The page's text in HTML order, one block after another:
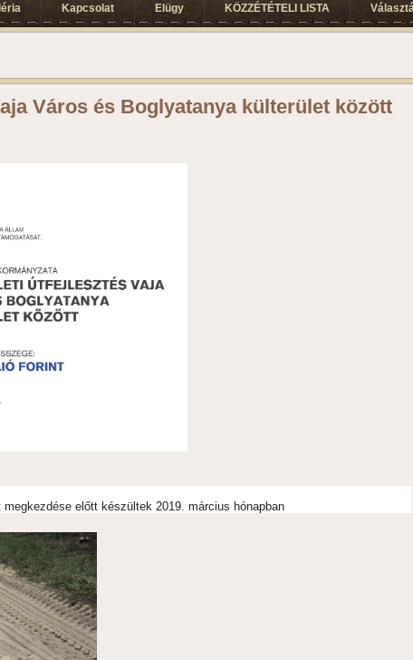
Kapcsolat Elügy KÖZZÉTÉTELI LISTA
Város és Boglyatanya külterület között
előtt készültek 2019. március hónapban